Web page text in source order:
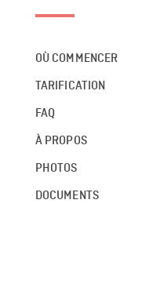
OÙ COMMENCER
TARIFICATION
FAQ
À PROPOS
PHOTOS
DOCUMENTS